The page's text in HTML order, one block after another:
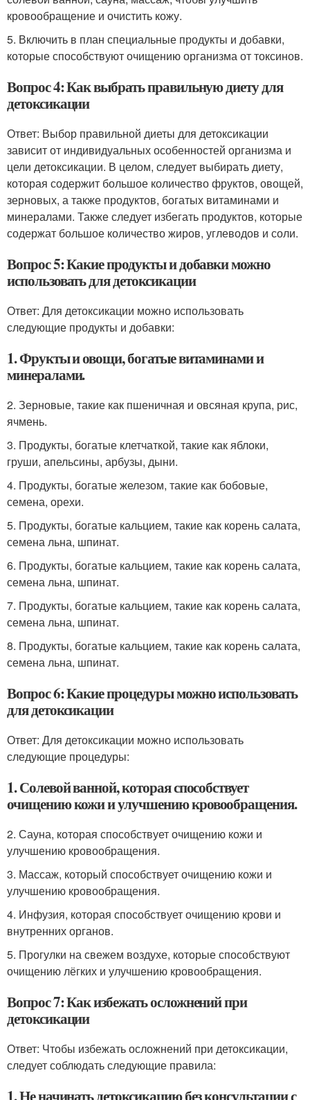
кровообращение и очистить кожу.
5. Включить в план специальные продукты и добавки,
которые способствуют очищению организма от токсинов.
Вопрос 4: Как выбрать правильную диету для
детоксикации
Ответ: Выбор правильной диеты для детоксикации
зависит от индивидуальных особенностей организма и
цели детоксикации. В целом, следует выбирать диету,
которая содержит большое количество фруктов, овощей,
зерновых, а также продуктов, богатых витаминами и
минералами. Также следует избегать продуктов, которые
содержат большое количество жиров, углеводов и соли.
Вопрос 5: Какие продукты и добавки можно
использовать для детоксикации
Ответ: Для детоксикации можно использовать
следующие продукты и добавки:
1. Фрукты и овощи, богатые витаминами и
минералами.
2. Зерновые, такие как пшеничная и овсяная крупа, рис,
ячмень.
3. Продукты, богатые клетчаткой, такие как яблоки,
груши, апельсины, арбузы, дыни.
4. Продукты, богатые железом, такие как бобовые,
семена, орехи.
5. Продукты, богатые кальцием, такие как корень салата,
семена льна, шпинат.
6. Продукты, богатые кальцием, такие как корень салата,
семена льна, шпинат.
7. Продукты, богатые кальцием, такие как корень салата,
семена льна, шпинат.
8. Продукты, богатые кальцием, такие как корень салата,
семена льна, шпинат.
Вопрос 6: Какие процедуры можно использовать
для детоксикации
Ответ: Для детоксикации можно использовать
следующие процедуры:
1. Солевой ванной, которая способствует
очищению кожи и улучшению кровообращения.
2. Сауна, которая способствует очищению кожи и
улучшению кровообращения.
3. Массаж, который способствует очищению кожи и
улучшению кровообращения.
4. Инфузия, которая способствует очищению крови и
внутренних органов.
5. Прогулки на свежем воздухе, которые способствуют
очищению лёгких и улучшению кровообращения.
Вопрос 7: Как избежать осложнений при
детоксикации
Ответ: Чтобы избежать осложнений при детоксикации,
следует соблюдать следующие правила:
1. Не начинать детоксикацию без консультации с